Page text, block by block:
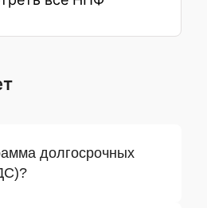
долгосрочных